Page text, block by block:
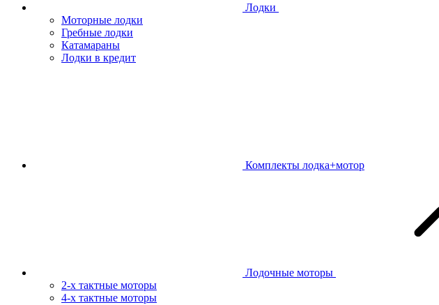
Лодки
Моторные лодки
Гребные лодки
Катамараны
Лодки в кредит
Комплекты лодка+мотор
Лодочные моторы
2-х тактные моторы
4-х тактные моторы